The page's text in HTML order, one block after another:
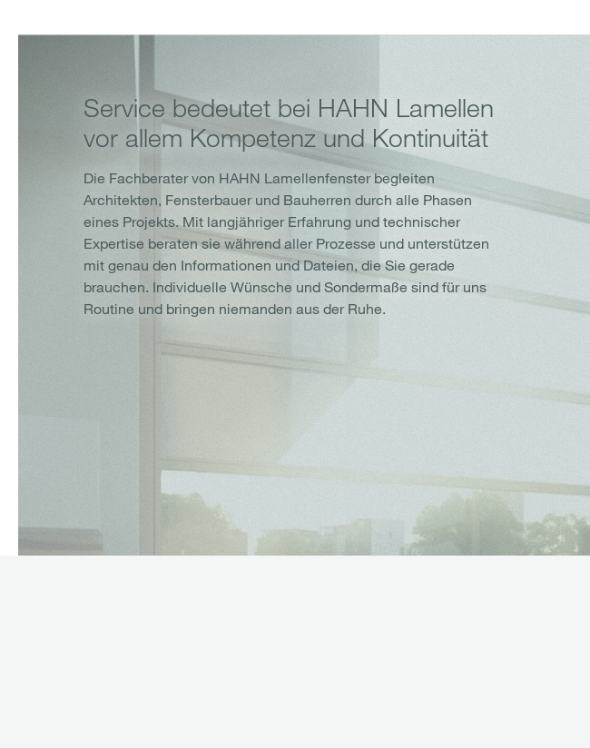
Service bedeutet bei HAHN Lamellen
vor allem Kompetenz und Kontinuität
Die Fachberater von HAHN Lamellenfenster begleiten
Architekten, Fensterbauer und Bauherren durch alle Phasen
eines Projekts. Mit langjähriger Erfahrung und technischer
Expertise beraten sie während aller Prozesse und unterstützen
mit genau den Informationen und Dateien, die Sie gerade
brauchen. Individuelle Wünsche und Sondermaße sind für uns
Routine und bringen niemanden aus der Ruhe.